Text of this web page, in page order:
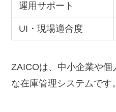
運用サポート
UI・現場適合度
ZAICOは、中小企業や
な在庫管理システムです。